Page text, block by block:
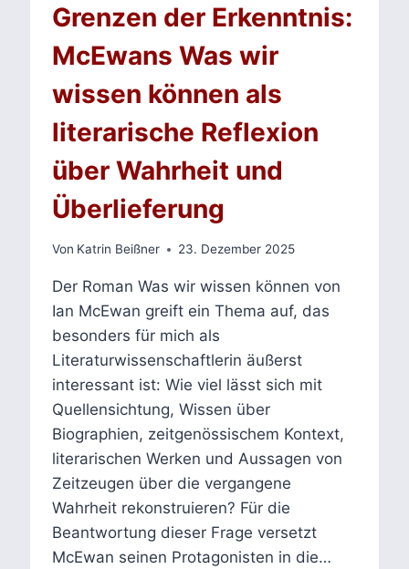
Grenzen der Erkenntnis:
McEwans Was wir
wissen können als
literarische Reflexion
über Wahrheit und
Überlieferung
Von Katrin Beißner 23. Dezember 2025
Der Roman Was wir wissen können von
Ian McEwan greift ein Thema auf, das
besonders für mich als
Literaturwissenschaftlerin äußerst
interessant ist: Wie viel lässt sich mit
Quellensichtung, Wissen über
Biographien, zeitgenössischem Kontext,
literarischen Werken und Aussagen von
Zeitzeugen über die vergangene
Wahrheit rekonstruieren? Für die
Beantwortung dieser Frage versetzt
McEwan seinen Protagonisten in die…